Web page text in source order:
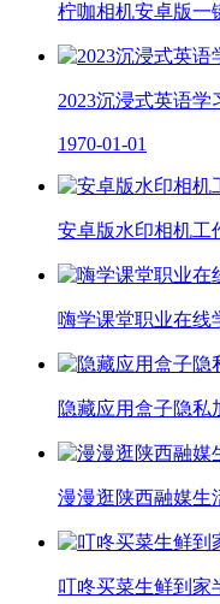
柠咖相机安卓版一
2023沉浸式英语学
1970-01-01
安卓版水印相机工
嗨学课堂职业在线
隐藏应用盒子隐私
漫漫逛陕西融媒生
叮咚买菜生鲜到家